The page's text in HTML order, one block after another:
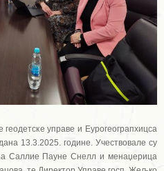
управе и Еурогеограпхицса
13.3.2025. године. Учествовале су
Саллие Паyне Снелл и менаџерица